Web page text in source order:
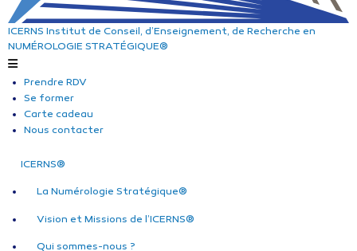
ICERNS Institut de Conseil, d’Enseignement, de Recherche en
NUMÉROLOGIE STRATÉGIQUE®
Prendre RDV
Se former
Carte cadeau
Nous contacter
ICERNS®
La Numérologie Stratégique®
Vision et Missions de l’ICERNS®
Qui sommes-nous ?